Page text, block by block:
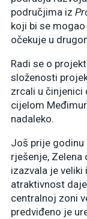
područjima iz
koji bi se
očekuje u
Radi se o
složenosti
zrcali u činjenici
cijelom
nadaleko.
Još prije godinu
rješenje, Zelena
izazvala je veliki
atraktivnost
centralnoj zoni
predviđeno je